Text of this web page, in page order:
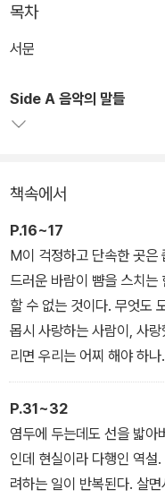
이 책은 카세트테이프 혹은
들은 아마도 이것이 ‘언어’
말들을 세심히 다루고 있다.
소개되는 곡들은 시대 감수
많이 흘러나오던 것도 있으
정도로 시대를 풍미한 것도
사적이거나 혹은 역사 속
도 있으니 독자들에게 저자
목차
서문
Side A 음악의 말들
책속에서
P.16~17
M이 걱정하고 단속한 곳은
드러운 바람이 뺨을 스치는
할 수 없는 것이다. 무엇도
몹시 사랑하는 사람이, 사
리면 우리는 어찌 해야 하
각이 멈춘 자리에 이제 막
디쯤 가고 있을까. 어쩌면
은 후배가 탄 제주행 비행
까. 역에 도착하자마자 허
례식장까지 동행하는 건 아
P.31~32
염두에 두는데도 선을 밟아
인데 현실이라 다행인 역설
려하는 일이 반복된다. 살